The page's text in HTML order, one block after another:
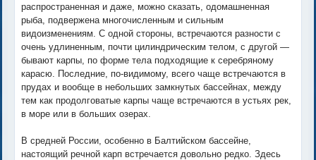
распространенная и даже, можно сказать, одомашненная
рыба, подвержена многочисленным и сильным
видоизменениям. С одной стороны, встречаются разности с
очень удлиненным, почти цилиндрическим телом, с другой —
бывают карпы, по форме тела подходящие к серебряному
карасю. Последние, по-видимому, всего чаще встречаются в
прудах и вообще в небольших замкнутых бассейнах, между
тем как продолговатые карпы чаще встречаются в устьях рек,
в море или в больших озерах.
В средней России, особенно в Балтийском бассейне,
настоящий речной карп встречается довольно редко. Здесь